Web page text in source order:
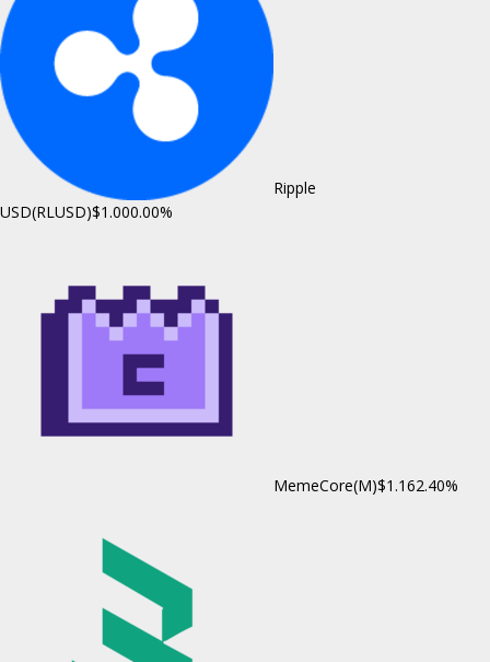
Ripple
USD(RLUSD)$1.000.00%
MemeCore(M)$1.162.40%